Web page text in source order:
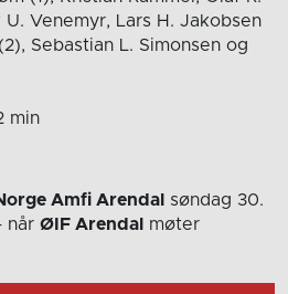
Venemyr, Lars H. Jakobsen
Sebastian L. Simonsen og
min
Amfi Arendal søndag 30.
når ØIF Arendal møter